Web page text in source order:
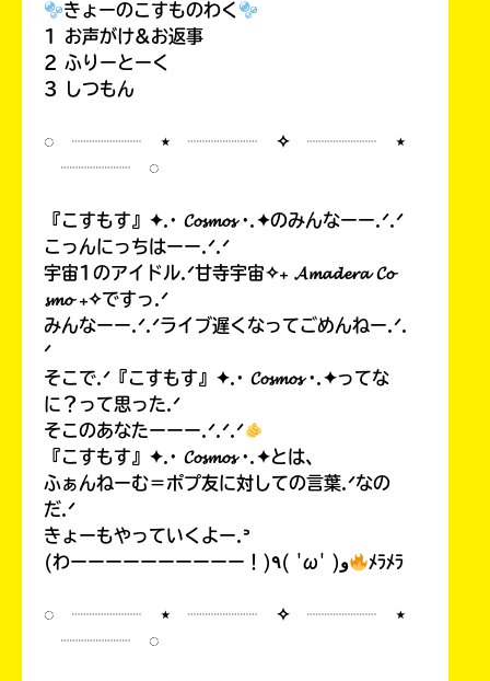
きょーのこすものわく
1 お声がけ&お返事
2 ふりーとーく
3 しつもん
◌ ┈┈┈┈ ⋆ ┈┈┈┈ ✧ ┈┈┈┈ ⋆
┈┈┈┈ ◌
『こすもす』✦.· 𝓒𝓸𝓼𝓶𝓸𝓼 ·.✦のみんなーー.ᐟ.ᐟ
こっんにっちはーー.ᐟ.ᐟ
宇宙1のアイドル.ᐟ甘寺宇宙✧₊ 𝓐𝓶𝓪𝓭𝓮𝓻𝓪 𝓒𝓸
𝓼𝓶𝓸 ₊✧ですっ.ᐟ
みんなーー.ᐟ.ᐟライブ遅くなってごめんねー.ᐟ.
ᐟ
そこで.ᐟ『こすもす』✦.· 𝓒𝓸𝓼𝓶𝓸𝓼 ·.✦ってな
に？って思った.ᐟ
そこのあなたーーー.ᐟ.ᐟ.ᐟ
『こすもす』✦.· 𝓒𝓸𝓼𝓶𝓸𝓼 ·.✦とは、
ふぁんねーむ＝ポプ友に対しての言葉.ᐟなの
だ.ᐟ
きょーもやっていくよー.ᐣ
(わーーーーーーーーーー！)٩( 'ω' )و
ﾒﾗﾒﾗ
◌ ┈┈┈┈ ⋆ ┈┈┈┈ ✧ ┈┈┈┈ ⋆
┈┈┈┈ ◌